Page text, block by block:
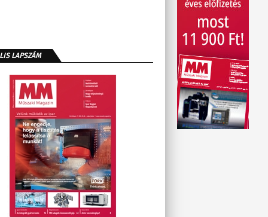
LAPSZÁM